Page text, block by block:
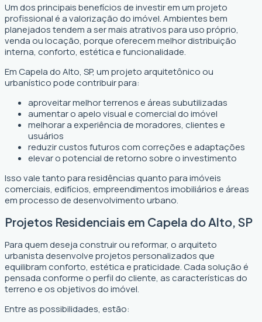
Um dos principais benefícios de investir em um projeto
profissional é a valorização do imóvel. Ambientes bem
planejados tendem a ser mais atrativos para uso próprio,
venda ou locação, porque oferecem melhor distribuição
interna, conforto, estética e funcionalidade.
Em Capela do Alto, SP, um projeto arquitetônico ou
urbanístico pode contribuir para:
aproveitar melhor terrenos e áreas subutilizadas
aumentar o apelo visual e comercial do imóvel
melhorar a experiência de moradores, clientes e
usuários
reduzir custos futuros com correções e adaptações
elevar o potencial de retorno sobre o investimento
Isso vale tanto para residências quanto para imóveis
comerciais, edifícios, empreendimentos imobiliários e áreas
em processo de desenvolvimento urbano.
Projetos Residenciais em Capela do Alto, SP
Para quem deseja construir ou reformar, o arquiteto
urbanista desenvolve projetos personalizados que
equilibram conforto, estética e praticidade. Cada solução é
pensada conforme o perfil do cliente, as características do
terreno e os objetivos do imóvel.
Entre as possibilidades, estão: